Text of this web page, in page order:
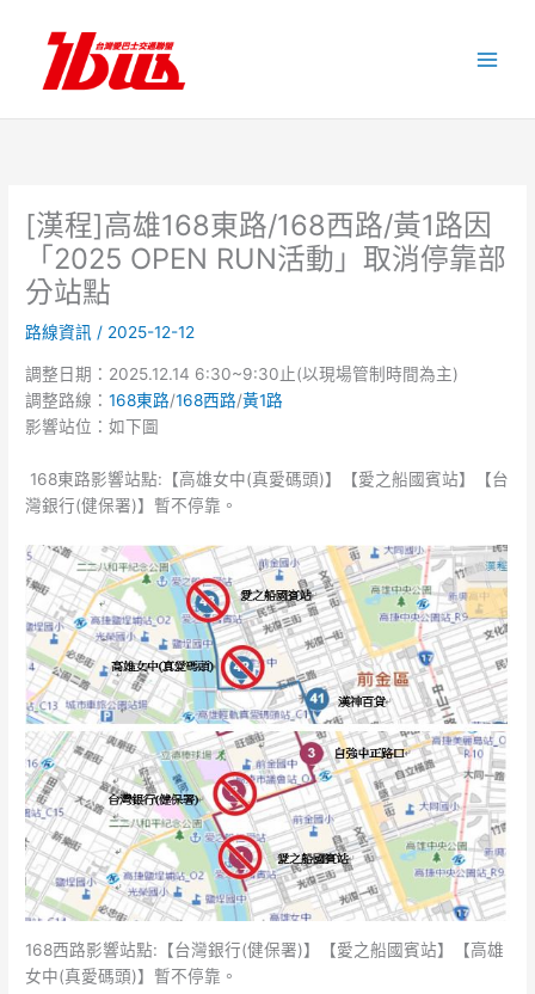
內
[漢程]高雄168東路/168西路/黃1路因
「2025 OPEN RUN活動」取消停靠部
分站點
路線資訊 / 2025-12-12
調整日期：2025.12.14 6:30~9:30止(以現場管制時間為主)
調整路線：168東路/168西路/黃1路
影響站位：如下圖
168東路影響站點:【高雄女中(真愛碼頭)】【愛之船國賓站】【台
灣銀行(健保署)】暫不停靠。
168西路影響站點:【台灣銀行(健保署)】【愛之船國賓站】【高雄
女中(真愛碼頭)】暫不停靠。